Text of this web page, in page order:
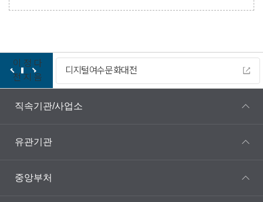
이
전
정
지
다
음
디지털여수문화대전
직속기관/사업소
유관기관
중앙부처